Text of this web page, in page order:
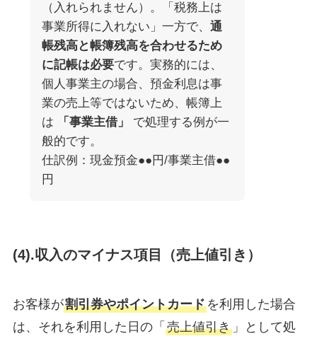
（入れられません）。「税務上は
事業所得に入れない」一方で、 通
帳残高と帳簿残高を合わせるため
に記帳は必要です。実務的には、
個人事業主の場合、預金利息は事
業の売上等ではないため、帳簿上
は
「事業主借」
で処理する例が一
般的です。
仕訳例：現金預金●●円/事業主借●●
円
(4).収入のマイナス項目（売上値引き）
お客様が割引券やポイントカードを利用した場合
は、それを利用した日の「 売上値引き」として処